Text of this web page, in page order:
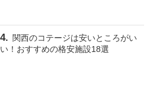
関西のコテージは安いところがい
い！おすすめの格安施設18選